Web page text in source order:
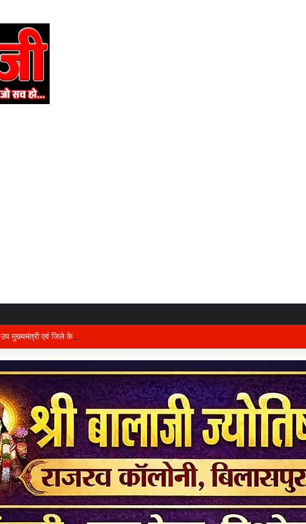
उप मुख्यमंत्री एवं जिले के प्रभारी मंत्री अरुण साव कल लेंगे विभागीय योजनाओं और विकास कार्यों की समीक्षा